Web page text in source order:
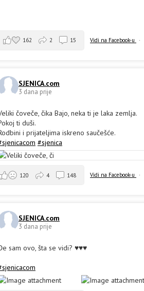
Vidi na Facebook-u ·
162 2 15
SJENICA.com
3 dana prije
čoveče, čika Bajo, neka ti je laka zemlja.
ti duši.
i prijateljima iskreno saučešće.
#sjenica
Vidi na Facebook-u ·
120 4 148
SJENICA.com
3 dana prije
sam ovo, šta se vidi? ♥️♥️♥️